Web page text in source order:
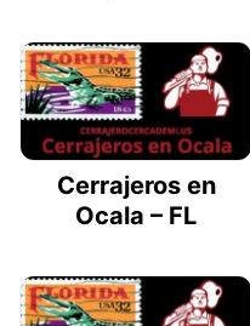
Cerrajeros en
Ocala – FL